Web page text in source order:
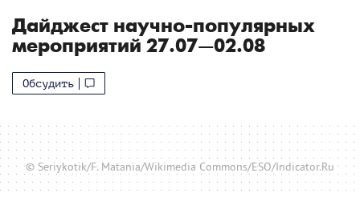
Дайджест научно-популярных
мероприятий 27.07—02.08
Обсудить
© Seriykotik/F. Matania/Wikimedia Commons/ESO/Indicator.Ru